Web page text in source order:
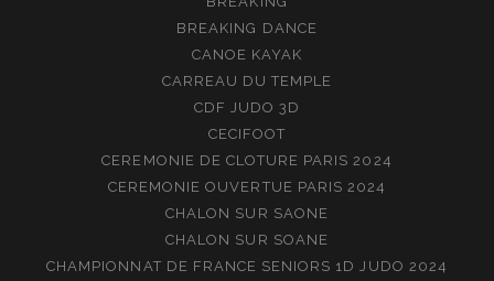
BREAKING DANCE
CANOE KAYAK
CARREAU DU TEMPLE
CDF JUDO 3D
CECIFOOT
CEREMONIE DE CLOTURE PARIS 2024
CEREMONIE OUVERTUE PARIS 2024
CHALON SUR SAONE
CHALON SUR SOANE
CHAMPIONNAT DE FRANCE SENIORS 1D JUDO 2024